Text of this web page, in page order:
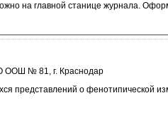
на главной станице журнала.
ООШ № 81, г. Краснодар
представлений о фенотипической